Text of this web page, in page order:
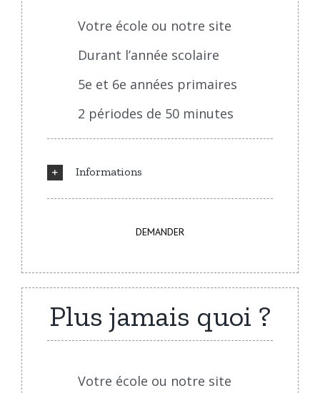
Votre école ou notre site
Durant l’année scolaire
5e et 6e années primaires
2 périodes de 50 minutes
Informations
DEMANDER
Plus jamais quoi ?
Votre école ou notre site